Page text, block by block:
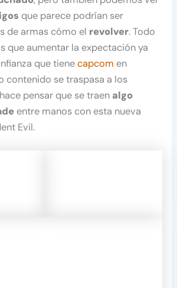
que parece podrían ser
de armas cómo el revolver. Todo
que aumentar la expectación ya
que tienecapcom en
contenido se traspasa a los
pensar que se traen algo
entre manos con esta nueva
Evil.